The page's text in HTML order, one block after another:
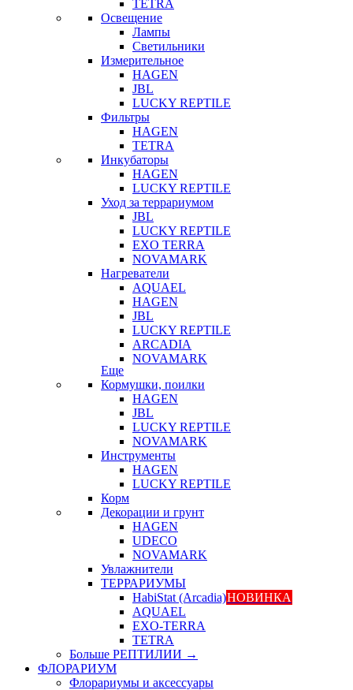
TETRA
Освещение
Лампы
Светильники
Измерительное
HAGEN
JBL
LUCKY REPTILE
Фильтры
HAGEN
TETRA
Инкубаторы
HAGEN
LUCKY REPTILE
Уход за террариумом
JBL
LUCKY REPTILE
EXO TERRA
NOVAMARK
Нагреватели
AQUAEL
HAGEN
JBL
LUCKY REPTILE
ARCADIA
NOVAMARK
Еще
Кормушки, поилки
HAGEN
JBL
LUCKY REPTILE
NOVAMARK
Инструменты
HAGEN
LUCKY REPTILE
Корм
Декорации и грунт
HAGEN
UDECO
NOVAMARK
Увлажнители
ТЕРРАРИУМЫ
HabiStat (Arcadia)НОВИНКА
AQUAEL
EXO-TERRA
TETRA
Больше РЕПТИЛИИ →
ФЛОРАРИУМ
Флорариумы и аксессуары